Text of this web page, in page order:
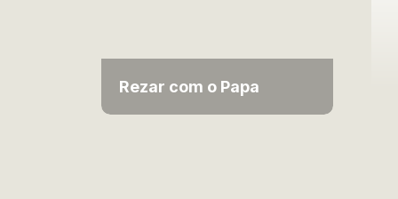
Rezar com o Papa